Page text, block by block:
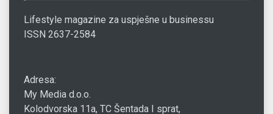
Lifestyle magazine za uspješne u businessu
ISSN 2637-2584
Adresa:
My Media d.o.o.
Kolodvorska 11a, TC Šentada I sprat,